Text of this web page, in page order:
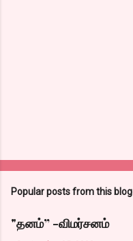
Popular posts from this blog
"தனம்” -விமர்சனம்